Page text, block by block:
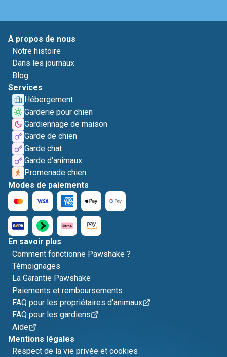
A propos de nous
Notre histoire
Dans les journaux
Blog
Services
Hébergement
Garderie pour chien
Gardiennage de maison
Garde de chien
Garde chat
Garde d'animaux
Promenade chien
Modes de paiements
En savoir plus
Comment fonctionne Pawshake ?
Témoignages
La Garantie Pawshake
Paiements et remboursements
FAQ pour les propriétaires d'animaux
FAQ pour les gardiens
Aide
Mentions légales
Respect de la vie privée et cookies